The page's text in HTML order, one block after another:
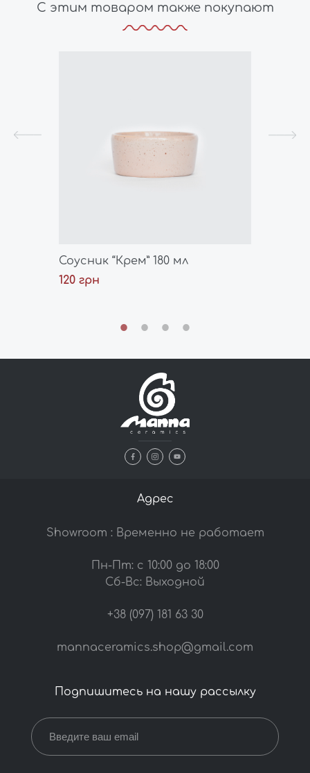
С этим товаром также покупают
Соусник “Крем” 180 мл
120 грн
Адрес
Showroom : Временно не работает
Пн-Пт: с 10:00 до 18:00
Сб-Вс: Выходной
+38 (097) 181 63 30
mannaceramics.shop@gmail.com
Подпишитесь на нашу рассылку